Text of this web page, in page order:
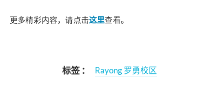
更多精彩内容，请点击这里查看。
标签 ： Rayong 罗勇校区